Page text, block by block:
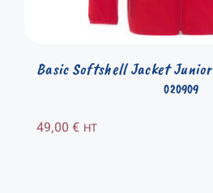
020909
Basic Softshell Jacket Junior
49,00€ HT